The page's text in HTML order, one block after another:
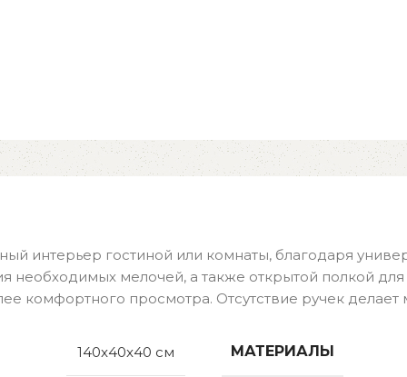
интерьер гостиной или комнаты, благодаря
мелочей, а также открытой полкой
комфортного просмотра. Отсутствие ручек
140x40x40 см МАТЕРИАЛЫ